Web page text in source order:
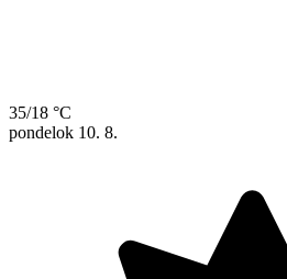
35/18 °C
pondelok 10. 8.